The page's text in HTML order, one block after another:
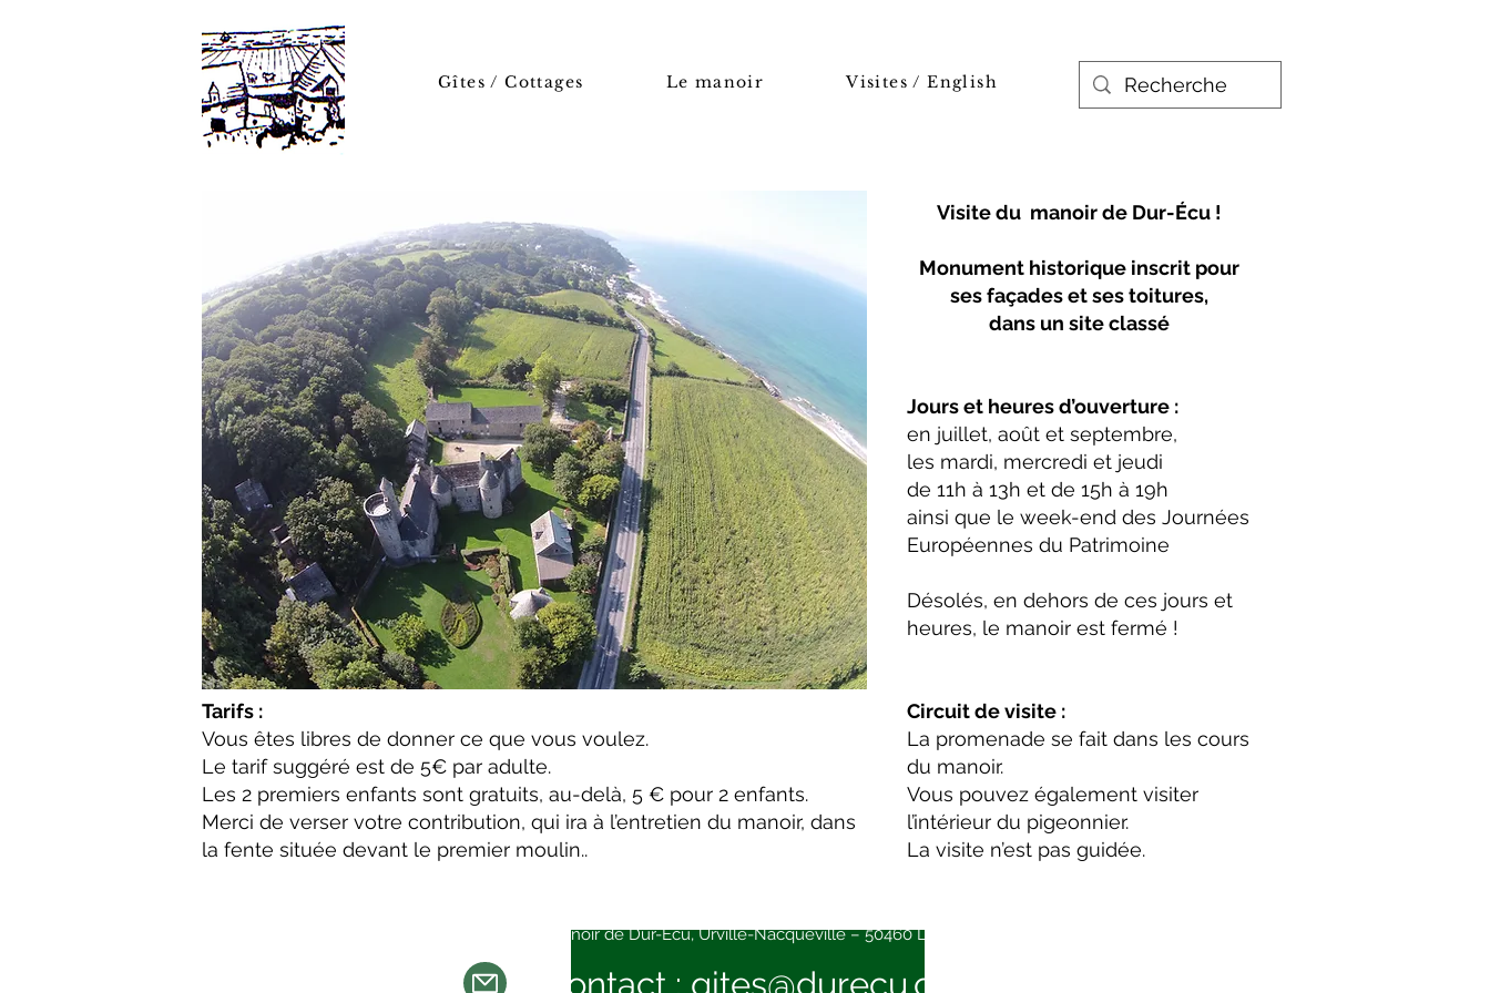
Gîtes / Cottages Le manoir Visites / English
Tarifs :
Vous êtes libres de donner ce que vous voulez.
Le tarif suggéré est de 5€ par adulte.
Les 2 premiers enfants sont gratuits, au-delà, 5 € pour 2 enfants.
Merci de verser votre contribution, qui ira à l’entretien du manoir, dans
la fente située devant le premier moulin..
Visite du manoir de Dur-Écu !
Monument historique inscrit pour
ses façades et ses toitures,
dans un site classé
Jours et heures d’ouverture :
en juillet, août et septembre,
les mardi, mercredi et jeudi
de 11h à 13h et de 15h à 19h
ainsi que le week-end des Journées
Européennes du Patrimoine
Désolés, en dehors de ces jours et
heures, le manoir est fermé !
Circuit de visite :
La promenade se fait dans les cours
du manoir.
Vous pouvez également visiter
l’intérieur du pigeonnier.
La visite n’est pas guidée.
Gîtes du manoir de Dur-Ecu, Urville-Nacqueville – 50460 La Hague, France
Contact : gites@durecu.com